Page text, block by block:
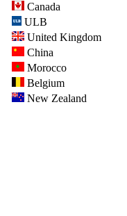
Canada
ULB
United Kingdom
China
Morocco
Belgium
New Zealand